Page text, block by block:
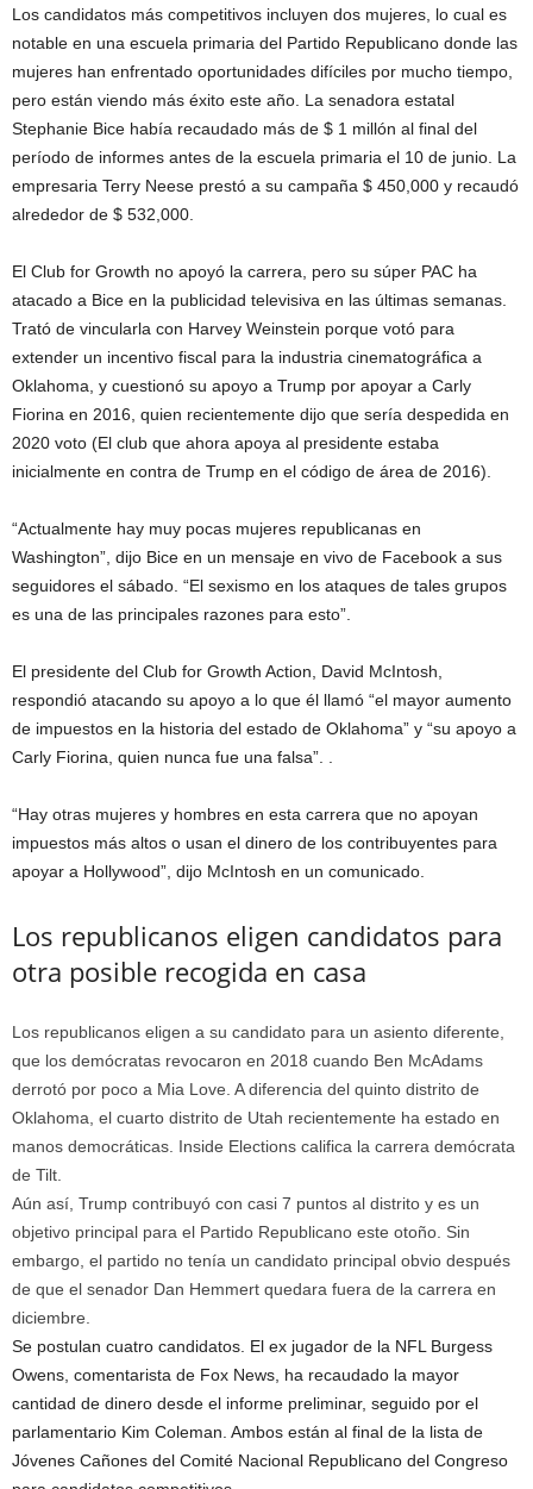
Los candidatos más competitivos incluyen dos mujeres, lo cual es
notable en una escuela primaria del Partido Republicano donde las
mujeres han enfrentado oportunidades difíciles por mucho tiempo,
pero están viendo más éxito este año. La senadora estatal
Stephanie Bice había recaudado más de $ 1 millón al final del
período de informes antes de la escuela primaria el 10 de junio. La
empresaria Terry Neese prestó a su campaña $ 450,000 y recaudó
alrededor de $ 532,000.
El Club for Growth no apoyó la carrera, pero su súper PAC ha
atacado a Bice en la publicidad televisiva en las últimas semanas.
Trató de vincularla con Harvey Weinstein porque votó para
extender un incentivo fiscal para la industria cinematográfica a
Oklahoma, y ​​cuestionó su apoyo a Trump por apoyar a Carly
Fiorina en 2016, quien recientemente dijo que sería despedida en
2020 voto (El club que ahora apoya al presidente estaba
inicialmente en contra de Trump en el código de área de 2016).
“Actualmente hay muy pocas mujeres republicanas en
Washington”, dijo Bice en un mensaje en vivo de Facebook a sus
seguidores el sábado. “El sexismo en los ataques de tales grupos
es una de las principales razones para esto”.
El presidente del Club for Growth Action, David McIntosh,
respondió atacando su apoyo a lo que él llamó “el mayor aumento
de impuestos en la historia del estado de Oklahoma” y “su apoyo a
Carly Fiorina, quien nunca fue una falsa”. .
“Hay otras mujeres y hombres en esta carrera que no apoyan
impuestos más altos o usan el dinero de los contribuyentes para
apoyar a Hollywood”, dijo McIntosh en un comunicado.
Los republicanos eligen candidatos para
otra posible recogida en casa
Los republicanos eligen a su candidato para un asiento diferente,
que los demócratas revocaron en 2018 cuando Ben McAdams
derrotó por poco a Mia Love. A diferencia del quinto distrito de
Oklahoma, el cuarto distrito de Utah recientemente ha estado en
manos democráticas. Inside Elections califica la carrera demócrata
de Tilt.
Aún así, Trump contribuyó con casi 7 puntos al distrito y es un
objetivo principal para el Partido Republicano este otoño. Sin
embargo, el partido no tenía un candidato principal obvio después
de que el senador Dan Hemmert quedara fuera de la carrera en
diciembre.
Se postulan cuatro candidatos. El ex jugador de la NFL Burgess
Owens, comentarista de Fox News, ha recaudado la mayor
cantidad de dinero desde el informe preliminar, seguido por el
parlamentario Kim Coleman. Ambos están al final de la lista de
Jóvenes Cañones del Comité Nacional Republicano del Congreso